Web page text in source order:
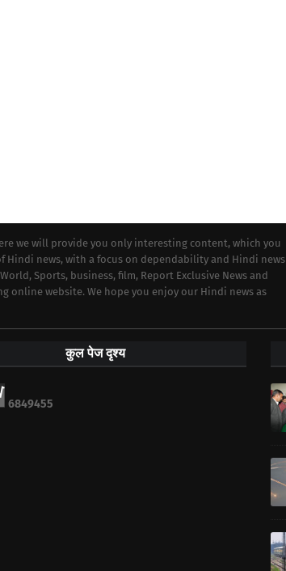
we will provide you only interesting content, which you
news, with a focus on dependability and Hindi news
Sports, business, film, Report Exclusive News and
online website. We hope you enjoy our Hindi news as
कुल पेज दृश्य
6849455